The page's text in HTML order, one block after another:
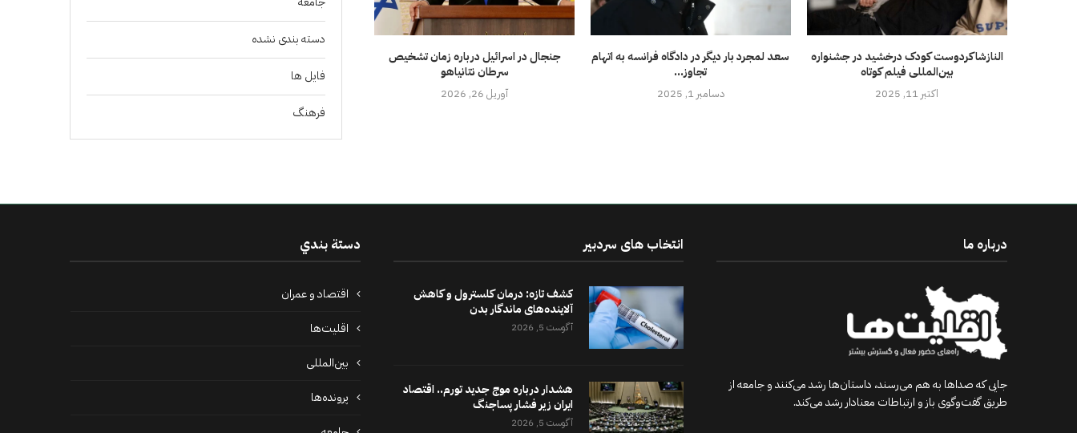
جنجال در اسرائیل درباره زمان تشخیص
سرطان نتانیاهو
آوریل 26, 2026
سعد لمجرد بار دیگر در دادگاه فرانسه به اتهام
تجاوز...
دسامبر 1, 2025
النازشاکردوست کودک درخشید در جشنواره
بین‌المللی فیلم کوتاه
اکتبر 11, 2025
دسته بندی نشده
فايل ها
فرهنگ
درباره ما
جایی که صداها به هم می‌رسند، داستان‌ها رشد می‌کنند و جامعه از
طریق گفت‌وگوی باز و ارتباطات معنادار رشد می‌کند.
انتخاب های سردبیر
کشف تازه: درمان کلسترول و کاهش
آلاینده‌های ماندگار بدن
آگوست 5, 2026
هشدار درباره موج جدید تورم.. اقتصاد
ایران زیر فشار پساجنگ
آگوست 5, 2026
دستة بندي
اقتصاد و عمران
اقلیت‌ها
بین‌المللی
پرونده‌ها